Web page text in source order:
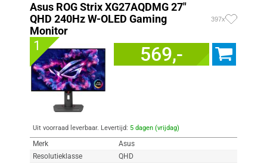
Asus ROG Strix XG27AQDMG 27"
QHD 240Hz W-OLED Gaming
Monitor
397x
1 569,-
Uit voorraad leverbaar. Levertijd: 5 dagen (vrijdag)
Merk
Asus
Resolutieklasse
QHD